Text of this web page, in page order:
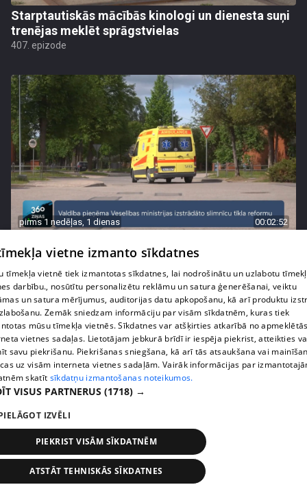
Starptautiskās mācībās kinologi un dienesta suņi
trenējas meklēt sprāgstvielas
407. epizode
pirms 1 nedēļas, 1 dienas 00:02:52
Pēc asām debatēm valdība apstiprina slimnīcu
reformu
407. epizode
Barkavā sākas kapelmeistaru mācības, lai nodotu
vietne izmanto sīkdatnes
tīmekļa vietnē tiek izmantotas sīkdatnes, lai nodrošinātu un uzlabotu
darbību., nosūtītu personalizētu reklāmu un satura ģenerēšanai, veiktu
un satura mērījumus, auditorijas datu apkopošanu, kā arī produktu
Zemāk sniedzam informāciju par visām sīkdatnēm, kuras tiek
mūsu tīmekļa vietnēs. Sīkdatnes var atšķirties atkarībā no
vietnes sadaļas. Lietotājam jebkurā brīdī ir iespēja piekrist, atteikties
savu piekrišanu. Piekrišanas sniegšana, kā arī tās atsaukšana vai
uz visām interneta vietnes sadaļām. Vairāk informācijas par
skatīt sīkdatņu izmantošanas noteikumos.
VISUS PARTNERUS (1718) →
IZVĒLI
PIEKRIST VISĀM SĪKDATNĒM
ATSTĀT TEHNISKĀS SĪKDATNES